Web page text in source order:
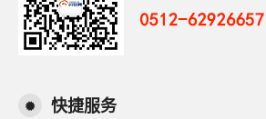
快捷服务